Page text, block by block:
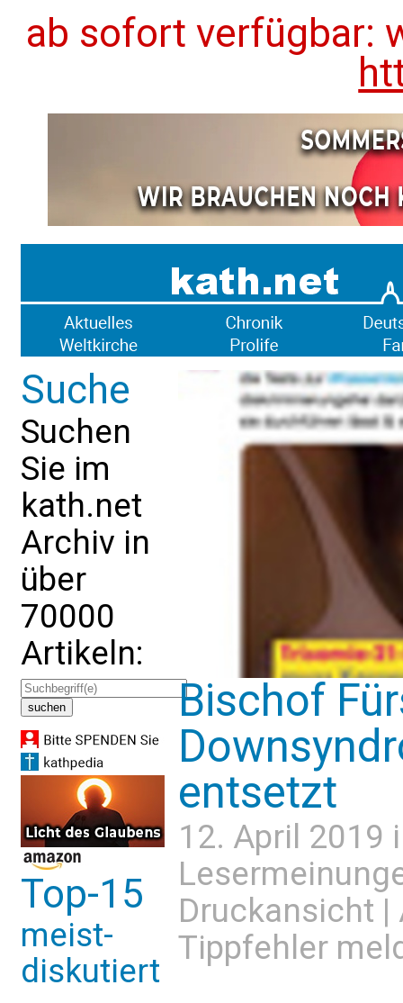
ab sofort verfügbar:
Suche
Suchen
Sie im
kath.net
Archiv in
über
70000
Artikeln:
Top-15
meist-
diskutiert
Bischof
entsetzt
12. April 2019
Druckansicht |
Tippfehler